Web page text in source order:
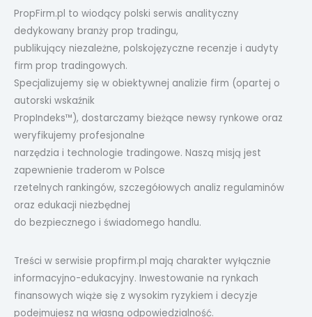
PropFirm.pl to wiodący polski serwis analityczny
dedykowany branży prop tradingu,
publikujący niezależne, polskojęzyczne recenzje i audyty
firm prop tradingowych.
Specjalizujemy się w obiektywnej analizie firm (opartej o
autorski wskaźnik
PropIndeks™), dostarczamy bieżące newsy rynkowe oraz
weryfikujemy profesjonalne
narzędzia i technologie tradingowe. Naszą misją jest
zapewnienie traderom w Polsce
rzetelnych rankingów, szczegółowych analiz regulaminów
oraz edukacji niezbędnej
do bezpiecznego i świadomego handlu.
Treści w serwisie propfirm.pl mają charakter wyłącznie
informacyjno-edukacyjny. Inwestowanie na rynkach
finansowych wiąże się z wysokim ryzykiem i decyzje
podejmujesz na własną odpowiedzialność.